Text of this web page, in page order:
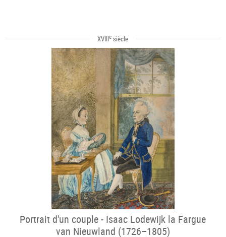
XVIIIe siècle
Portrait d'un couple - Isaac Lodewijk la Fargue
van Nieuwland (1726–1805)